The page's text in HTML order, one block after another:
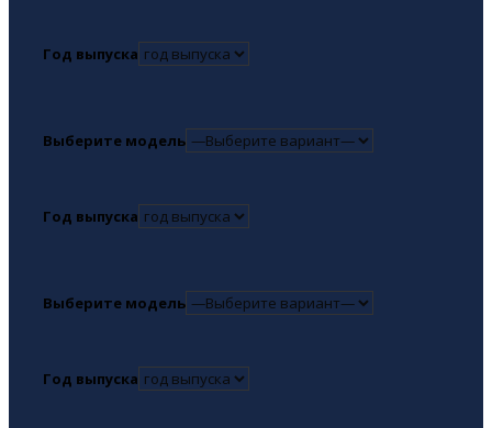
Год выпуска
Выберите модель
Год выпуска
Выберите модель
Год выпуска